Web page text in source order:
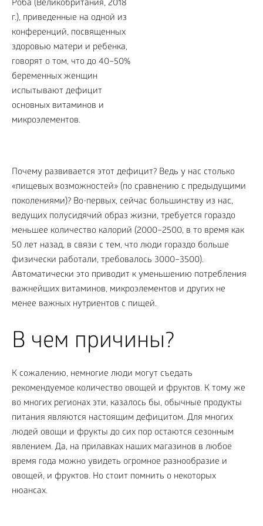
Почему развивается этот дефицит? Ведь у нас столько
«пищевых возможностей» (по сравнению с предыдущими
поколениями)? Во-первых, сейчас большинству из нас,
ведущих полусидячий образ жизни, требуется гораздо
меньшее количество калорий (2000–2500, в то время как
50 лет назад, в связи с тем, что люди гораздо больше
физически работали, требовалось 3000–3500).
Автоматически это приводит к уменьшению потребления
важнейших витаминов, микроэлементов и других не
менее важных нутриентов с пищей.
В чем причины?
К сожалению, немногие люди могут съедать
рекомендуемое количество овощей и фруктов. К тому же
во многих регионах эти, казалось бы, обычные продукты
питания являются настоящим дефицитом. Для многих
людей овощи и фрукты до сих пор остаются сезонным
явлением. Да, на прилавках наших магазинов в любое
время года можно увидеть огромное разнообразие и
овощей, и фруктов. Но стоит помнить о некоторых
нюансах.